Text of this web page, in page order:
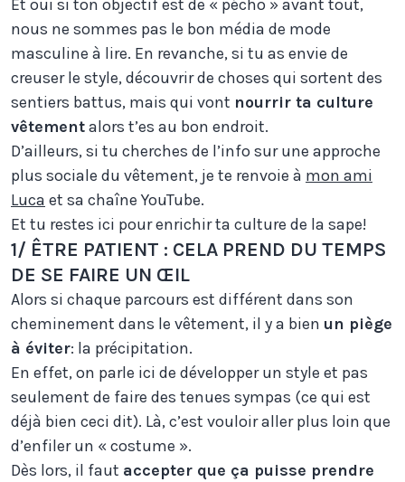
Et oui si ton objectif est de « pécho » avant tout,
nous ne sommes pas le bon média de mode
masculine à lire. En revanche, si tu as envie de
creuser le style, découvrir de choses qui sortent des
sentiers battus, mais qui vont nourrir ta culture
vêtementalors t’es au bon endroit.
D’ailleurs, si tu cherches de l’info sur une approche
plus sociale du vêtement, je te renvoie à mon ami
Luca et sa chaîne YouTube.
Et tu restes ici pour enrichir ta culture de la sape!
1/ ÊTRE PATIENT : CELA PREND DU TEMPS
DE SE FAIRE UN ŒIL
Alors si chaque parcours est différent dans son
cheminement dans le vêtement, il y a bien un piège
à éviter: la précipitation.
En effet, on parle ici de développer un style et pas
seulement de faire des tenues sympas (ce qui est
déjà bien ceci dit). Là, c’est vouloir aller plus loin que
d’enfiler un « costume ».
Dès lors, il faut accepter que ça puisse prendre